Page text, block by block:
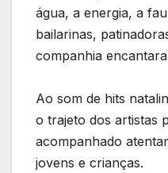
água, a energia, a
bailarinas,
companhia
Ao som de hits
o trajeto dos artistas
acompanhado
jovens e crianças.